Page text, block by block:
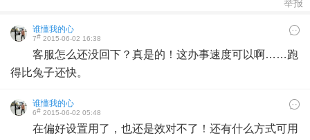
举报
谁懂我的心
7# 2015-06-02 16:38
客服怎么还没回下？真是的！这办事速度可以啊……跑
得比兔子还快。
谁懂我的心
6# 2015-06-02 05:48
在偏好设置用了，也还是效对不了！还有什么方式可用